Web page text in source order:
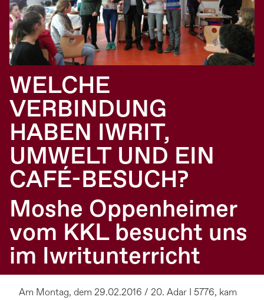
WELCHE
VERBINDUNG
HABEN IWRIT,
UMWELT UND EIN
CAFÉ-BESUCH?
Moshe Oppenheimer
vom KKL besucht uns
im Iwritunterricht
Am Montag, dem 29.02.2016 / 20. Adar I 5776, kam